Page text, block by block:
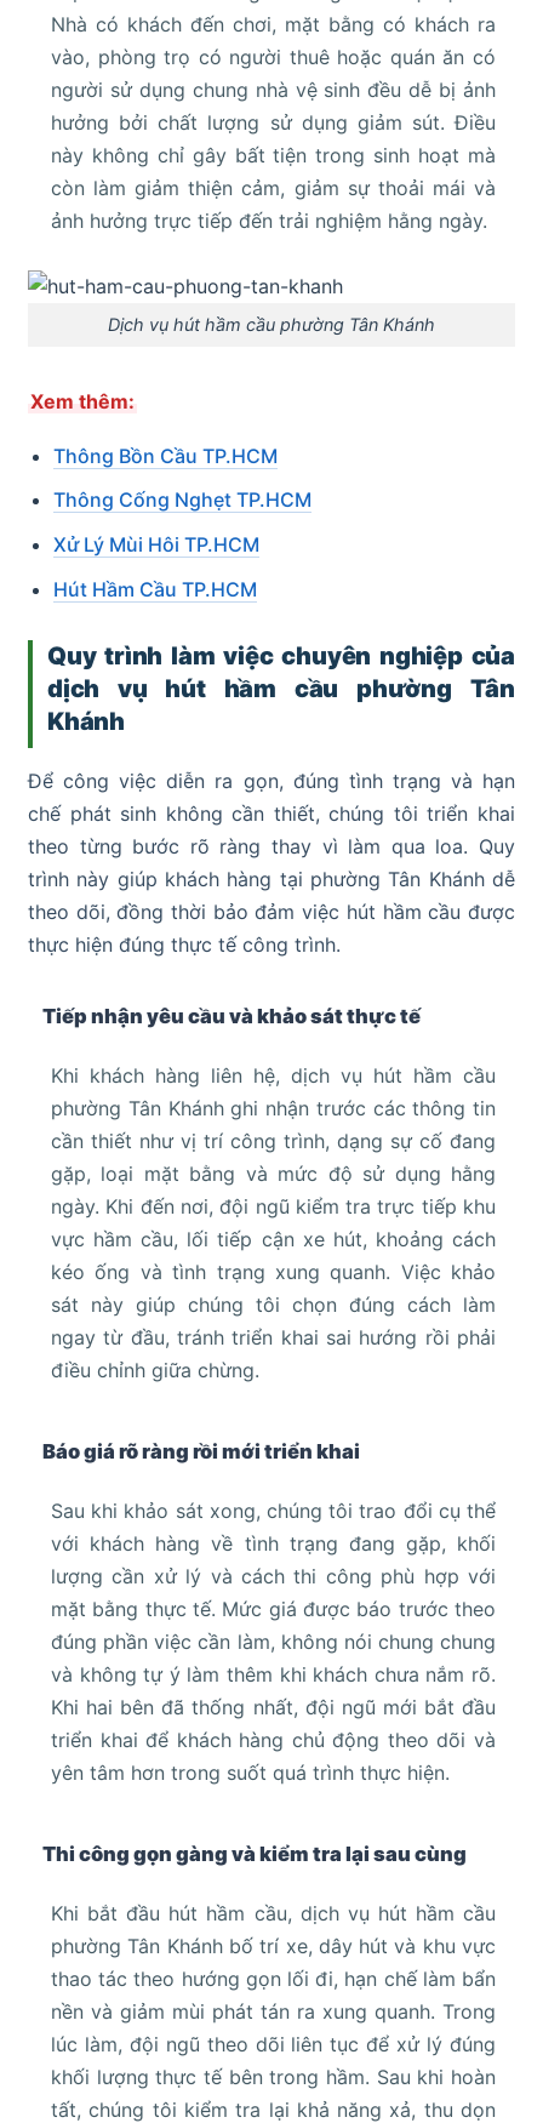
Nhà có khách đến chơi, mặt bằng có khách ra
vào, phòng trọ có người thuê hoặc quán ăn có
người sử dụng chung nhà vệ sinh đều dễ bị ảnh
hưởng bởi chất lượng sử dụng giảm sút. Điều
này không chỉ gây bất tiện trong sinh hoạt mà
còn làm giảm thiện cảm, giảm sự thoải mái và
ảnh hưởng trực tiếp đến trải nghiệm hằng ngày.
Dịch vụ hút hầm cầu phường Tân Khánh
Xem thêm:
Thông Bồn Cầu TP.HCM
Thông Cống Nghẹt TP.HCM
Xử Lý Mùi Hôi TP.HCM
Hút Hầm Cầu TP.HCM
Quy trình làm việc chuyên nghiệp của
dịch vụ hút hầm cầu phường Tân
Khánh
Để công việc diễn ra gọn, đúng tình trạng và hạn
chế phát sinh không cần thiết, chúng tôi triển khai
theo từng bước rõ ràng thay vì làm qua loa. Quy
trình này giúp khách hàng tại phường Tân Khánh dễ
theo dõi, đồng thời bảo đảm việc hút hầm cầu được
thực hiện đúng thực tế công trình.
Tiếp nhận yêu cầu và khảo sát thực tế
Khi khách hàng liên hệ, dịch vụ hút hầm cầu
phường Tân Khánh ghi nhận trước các thông tin
cần thiết như vị trí công trình, dạng sự cố đang
gặp, loại mặt bằng và mức độ sử dụng hằng
ngày. Khi đến nơi, đội ngũ kiểm tra trực tiếp khu
vực hầm cầu, lối tiếp cận xe hút, khoảng cách
kéo ống và tình trạng xung quanh. Việc khảo
sát này giúp chúng tôi chọn đúng cách làm
ngay từ đầu, tránh triển khai sai hướng rồi phải
điều chỉnh giữa chừng.
Báo giá rõ ràng rồi mới triển khai
Sau khi khảo sát xong, chúng tôi trao đổi cụ thể
với khách hàng về tình trạng đang gặp, khối
lượng cần xử lý và cách thi công phù hợp với
mặt bằng thực tế. Mức giá được báo trước theo
đúng phần việc cần làm, không nói chung chung
và không tự ý làm thêm khi khách chưa nắm rõ.
Khi hai bên đã thống nhất, đội ngũ mới bắt đầu
triển khai để khách hàng chủ động theo dõi và
yên tâm hơn trong suốt quá trình thực hiện.
Thi công gọn gàng và kiểm tra lại sau cùng
Khi bắt đầu hút hầm cầu, dịch vụ hút hầm cầu
phường Tân Khánh bố trí xe, dây hút và khu vực
thao tác theo hướng gọn lối đi, hạn chế làm bẩn
nền và giảm mùi phát tán ra xung quanh. Trong
lúc làm, đội ngũ theo dõi liên tục để xử lý đúng
khối lượng thực tế bên trong hầm. Sau khi hoàn
tất, chúng tôi kiểm tra lại khả năng xả, thu dọn